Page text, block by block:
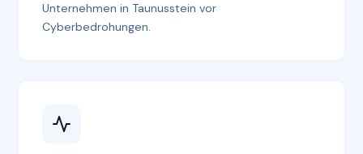
Unternehmen in Taunusstein vor
Cyberbedrohungen.